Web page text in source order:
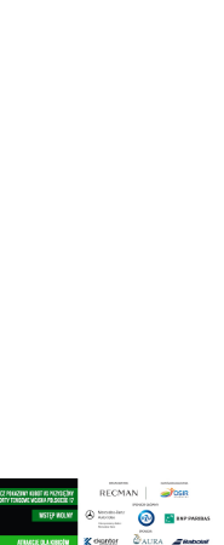
z regionu
/